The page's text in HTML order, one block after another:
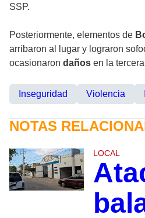
SSP.
Posteriormente, elementos de
arribaron al lugar y lograron
ocasionaron daños en la
Inseguridad Violencia
NOTAS
LOCAL